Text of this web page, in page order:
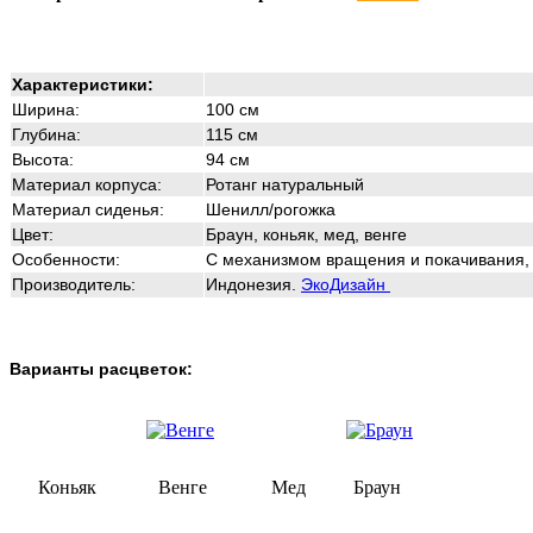
Характеристики:
Ширина:
100 см
Глубина:
115 см
Высота:
94 см
Материал корпуса:
Ротанг натуральный
Материал сиденья:
Шенилл/рогожка
Цвет:
Браун, коньяк, мед, венге
Особенности: С механизмом вращения и покачивания,
Производитель:
Индонезия. ЭкоДизайн
Варианты расцветок:
Коньяк Венге Мед Браун